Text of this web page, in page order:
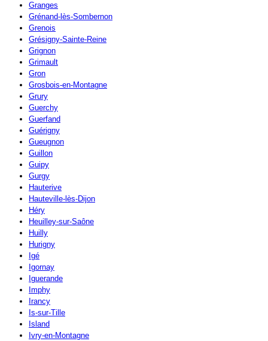
Granges
Grénand-lès-Sombernon
Grenois
Grésigny-Sainte-Reine
Grignon
Grimault
Gron
Grosbois-en-Montagne
Grury
Guerchy
Guerfand
Guérigny
Gueugnon
Guillon
Guipy
Gurgy
Hauterive
Hauteville-lès-Dijon
Héry
Heuilley-sur-Saône
Huilly
Hurigny
Igé
Igornay
Iguerande
Imphy
Irancy
Is-sur-Tille
Island
Ivry-en-Montagne